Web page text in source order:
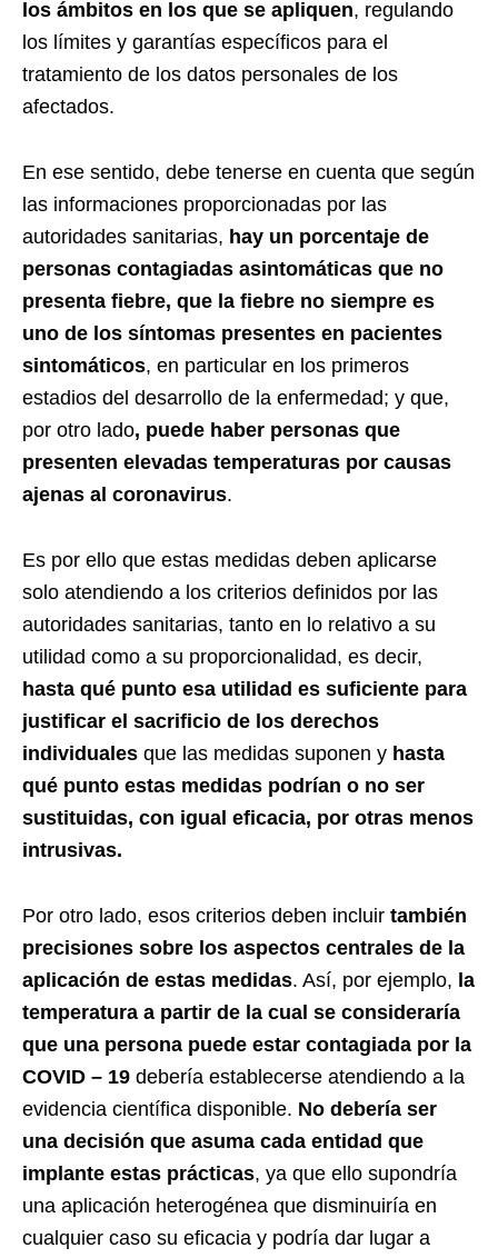
los ámbitos en los que se apliquen, regulando
los límites y garantías específicos para el
tratamiento de los datos personales de los
afectados.
En ese sentido, debe tenerse en cuenta que según
las informaciones proporcionadas por las
autoridades sanitarias, hay un porcentaje de
personas contagiadas asintomáticas que no
presenta fiebre, que la fiebre no siempre es
uno de los síntomas presentes en pacientes
sintomáticos, en particular en los primeros
estadios del desarrollo de la enfermedad; y que,
por otro lado, puede haber personas que
presenten elevadas temperaturas por causas
ajenas al coronavirus.
Es por ello que estas medidas deben aplicarse
solo atendiendo a los criterios definidos por las
autoridades sanitarias, tanto en lo relativo a su
utilidad como a su proporcionalidad, es decir,
hasta qué punto esa utilidad es suficiente para
justificar el sacrificio de los derechos
individuales que las medidas suponen y hasta
qué punto estas medidas podrían o no ser
sustituidas, con igual eficacia, por otras menos
intrusivas.
Por otro lado, esos criterios deben incluir también
precisiones sobre los aspectos centrales de la
aplicación de estas medidas. Así, por ejemplo, la
temperatura a partir de la cual se consideraría
que una persona puede estar contagiada por la
COVID – 19 debería establecerse atendiendo a la
evidencia científica disponible. No debería ser
una decisión que asuma cada entidad que
implante estas prácticas, ya que ello supondría
una aplicación heterogénea que disminuiría en
cualquier caso su eficacia y podría dar lugar a